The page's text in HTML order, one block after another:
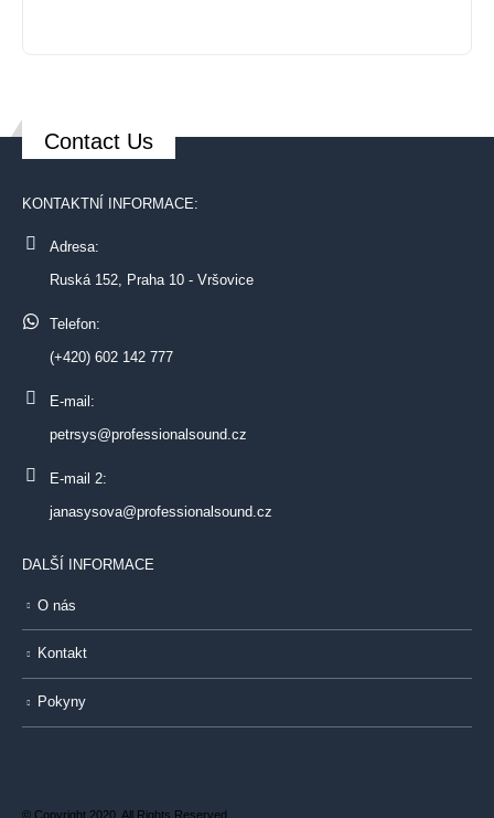
Contact Us
KONTAKTNÍ INFORMACE:
Adresa:
Ruská 152, Praha 10 - Vršovice
Telefon:
(+420) 602 142 777
E-mail:
petrsys@professionalsound.cz
E-mail 2:
janasysova@professionalsound.cz
DALŠÍ INFORMACE
O nás
Kontakt
Pokyny
© Copyright 2020. All Rights Reserved.